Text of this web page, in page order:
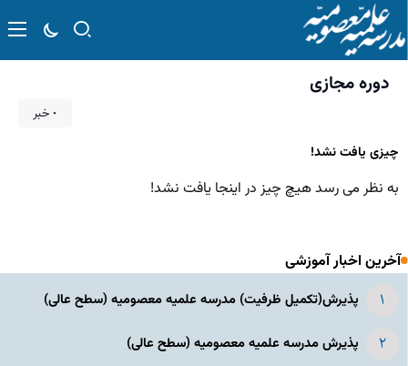
دوره مجازی
۰ خبر
چیزی یافت نشد!
به نظر می رسد هیچ چیز در اینجا یافت نشد!
آخرین اخبار آموزشی
پذیرش(تکمیل ظرفیت) مدرسه علمیه معصومیه‌ (سطح عالی)
پذیرش مدرسه علمیه معصومیه‌ (سطح عالی)